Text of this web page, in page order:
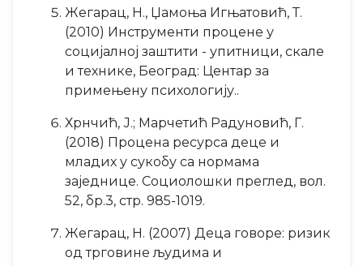
Жегарац, Н., Џамоња Игњатовић, Т.
(2010) Инструменти процене у
социјалној заштити - упитници, скале
и технике, Београд: Центар за
примењену психологију..
Хрнчић, Ј.; Марчетић Радуновић, Г.
(2018) Процена ресурса деце и
младих у сукобу са нормама
заједнице. Социолошки преглед, вол.
52, бр.3, стр. 985-1019.
Жегарац, Н. (2007) Деца говоре: ризик
од трговине људима и